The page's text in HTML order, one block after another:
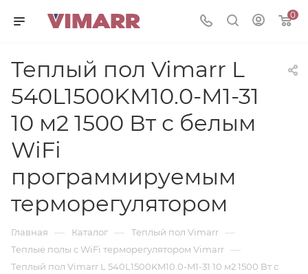
0
Теплый пол Vimarr L
540L1500KM10.0-M1-31
10 м2 1500 Вт с белым
WiFi
программируемым
терморегулятором
Главная — Каталог — Теплый пол Vimarr —
Теплые полы с WiFi терморегулятором Vimarr —
Теплый пол Vimarr L 540L1500KM10.0-M1-31 10 м2 1500 Вт с